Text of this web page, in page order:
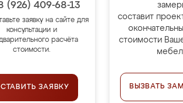
(926) 409-68-13
заявку на сайте для
консультации и
расчёта
стоимости.
ЗАЯВКУ
составит
стоимости
ВЫЗВАТЬ